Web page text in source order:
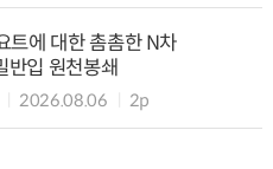
트에 대한 촘촘한 N차
반입 원천봉쇄
2026.08.06 2p